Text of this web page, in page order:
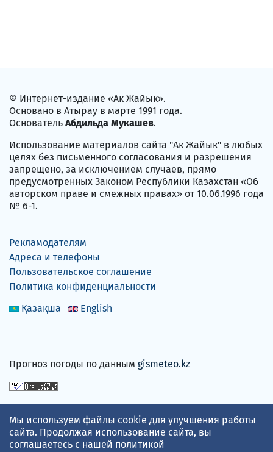
© Интернет-издание «Ак Жайык».
Основано в Атырау в марте 1991 года.
Основатель Абдильда Мукашев.
Использование материалов сайта "Ак Жайык" в любых
целях без письменного согласования и разрешения
запрещено, за исключением случаев, прямо
предусмотренных Законом Республики Казахстан «Об
авторском праве и смежных правах» от 10.06.1996 года
№ 6-1.
Рекламодателям
Адреса и телефоны
Пользовательское соглашение
Политика конфиденциальности
Қазақша
English
Прогноз погоды по данным gismeteo.kz
Принимаем карты
Мы используем файлы cookie для улучшения работы
сайта. Продолжая использование сайта, вы
соглашаетесь с нашей политикой